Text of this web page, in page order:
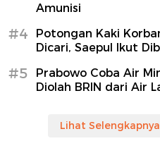
Amunisi
#4
Potongan Kaki
Dicari, Saepul Ikut
#5
Prabowo Coba Air
Diolah BRIN dari Air
Lihat Selengkapnya